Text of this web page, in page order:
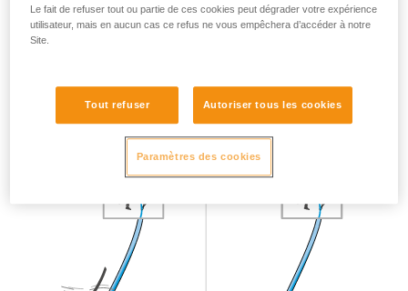
Avaler le mou
Le fait de refuser tout ou partie de ces cookies peut dégrader votre expérience
utilisateur, mais en aucun cas ce refus ne vous empêchera d’accéder à notre
Site.
Tout refuser Autoriser tous les cookies
Paramètres des cookies